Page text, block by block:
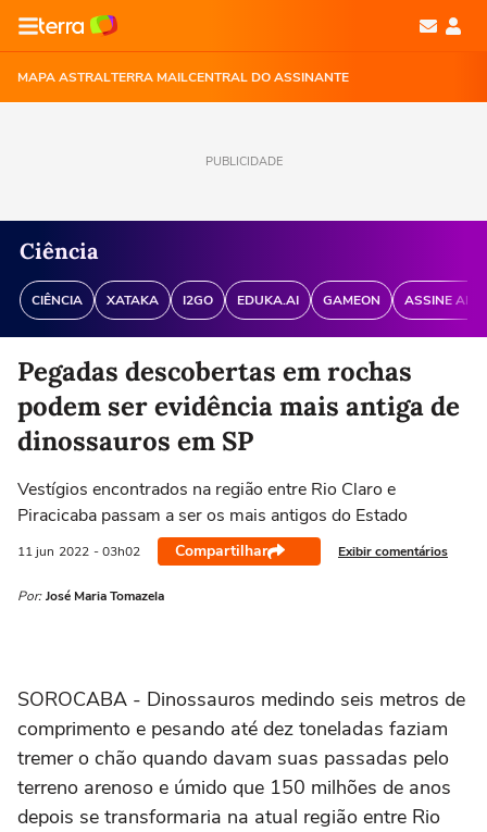
MAPA ASTRALTERRA MAILCENTRAL DO ASSINANTE
PUBLICIDADE
Ciência
CIÊNCIA XATAKA I2GO EDUKA.AI GAMEON ASSINE
Pegadas descobertas em rochas
podem ser evidência mais antiga de
dinossauros em SP
Vestígios encontrados na região entre Rio Claro e
Piracicaba passam a ser os mais antigos do Estado
11 jun 2022 - 03h02 Compartilhar Exibir comentários
Por: José Maria Tomazela
SOROCABA - Dinossauros medindo seis metros de
comprimento e pesando até dez toneladas faziam
tremer o chão quando davam suas passadas pelo
terreno arenoso e úmido que 150 milhões de anos
depois se transformaria na atual região entre Rio